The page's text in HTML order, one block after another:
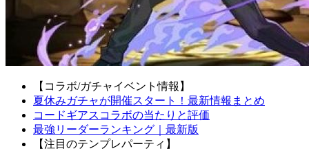
【コラボ/ガチャイベント情報】
夏休みガチャが開催スタート！最新情報まとめ
コードギアスコラボの当たりと評価
最強リーダーランキング｜最新版
【注目のテンプレパーティ】